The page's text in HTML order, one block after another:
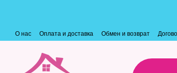
О нас Оплата и доставка Обмен и возврат